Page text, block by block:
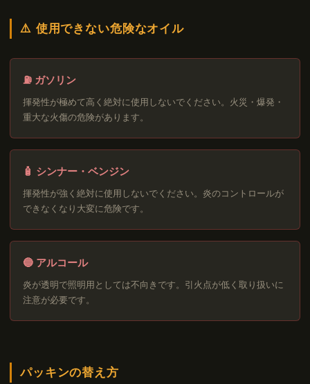
⚠️ 使用できない危険なオイル
⛽ ガソリン
揮発性が極めて高く絶対に使用しないでください。火災・爆発・
重大な火傷の危険があります。
🧴 シンナー・ベンジン
揮発性が強く絶対に使用しないでください。炎のコントロールが
できなくなり大変に危険です。
🔵 アルコール
炎が透明で照明用としては不向きです。引火点が低く取り扱いに
注意が必要です。
パッキンの替え方